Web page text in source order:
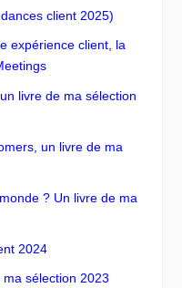
client 2025)
expérience client, la
livre de ma sélection
un livre de ma
? Un livre de ma
2024
sélection 2023